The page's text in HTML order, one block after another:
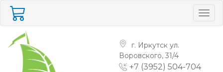
г. Иркутск ул.
Воровского, 31/4
+7 (3952) 504-704